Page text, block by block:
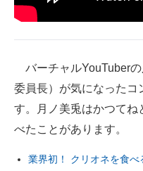
企業ITのトレンドを詳説
マーケ×ITの今がよく分かる
ITエンジニア向け専門サイ
バーチャルYouTuberの
委員長）が気になったコ
す。月ノ美兎はかつてね
べたことがあります。
業界初！ クリオネを食